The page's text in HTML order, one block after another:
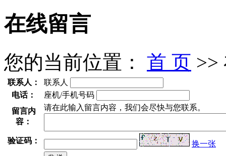
在线留言
您的当前位置： 首 页 >>
联系人：
联系人
电话：
座机/手机号码
留言内
容：
请在此输入留言内容，我们会尽快与您联系。
验证码： 换一张